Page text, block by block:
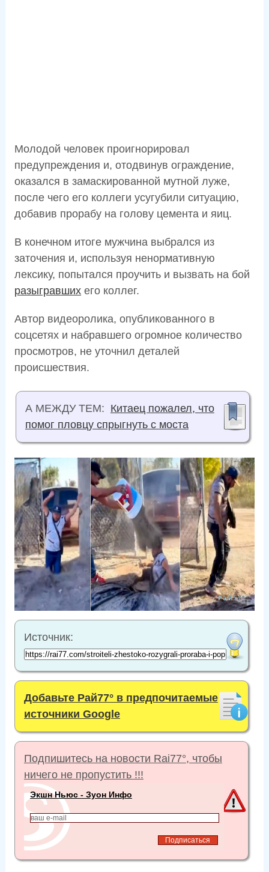
Молодой человек проигнорировал
предупреждения и, отодвинув ограждение,
оказался в замаскированной мутной луже,
после чего его коллеги усугубили ситуацию,
добавив прорабу на голову цемента и яиц.
В конечном итоге мужчина выбрался из
заточения и, используя ненормативную
лексику, попытался проучить и вызвать на бой
разыгравшихего коллег.
Автор видеоролика, опубликованного в
соцсетях и набравшего огромное количество
просмотров, не уточнил деталей
происшествия.
А МЕЖДУ ТЕМ: Китаец пожалел, что
помог пловцу спрыгнуть с моста
Источник:
Добавьте Рай77° в предпочитаемые
источники Google
Подпишитесь на новости Rai77°, чтобы
ничего не пропустить !!!
Экшн Ньюс - Зуон Инфо